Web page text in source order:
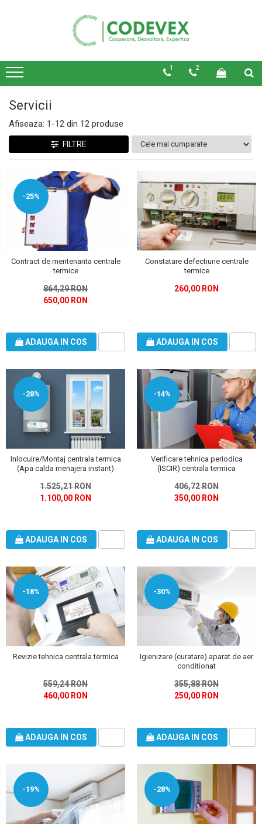
1 2
Servicii
Afiseaza: 1-12 din 12 produse
FILTRE
-25%
Contract de mentenanta centrale
termice
864,29 RON
650,00 RON
ADAUGA IN COS
Constatare defectiune centrale
termice
260,00 RON
ADAUGA IN COS
-28%
Inlocuire/Montaj centrala termica
(Apa calda menajera instant)
1.525,21 RON
1.100,00 RON
ADAUGA IN COS
-14%
Verificare tehnica periodica
(ISCIR) centrala termica
406,72 RON
350,00 RON
ADAUGA IN COS
-18%
Revizie tehnica centrala termica
559,24 RON
460,00 RON
ADAUGA IN COS
-30%
Igienizare (curatare) aparat de aer
conditionat
355,88 RON
250,00 RON
ADAUGA IN COS
-19% -28%